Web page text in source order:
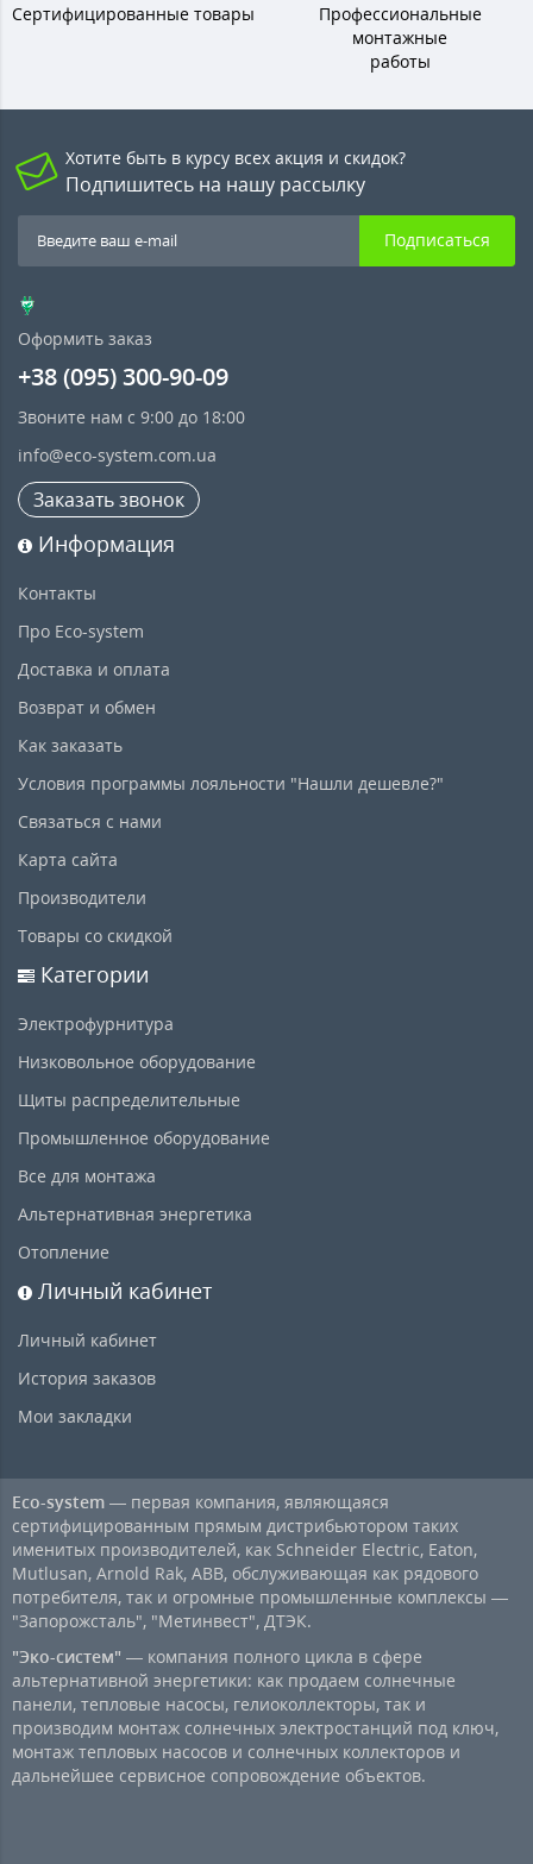
Сертифицированные товары
Профессиональные
монтажные
работы
Хотите быть в курсу всех акция и скидок?
Подпишитесь на нашу рассылку
Подписаться
Оформить заказ
+38 (095) 300-90-09
Звоните нам с 9:00 до 18:00
info@eco-system.com.ua
Заказать звонок
Информация
Контакты
Про Eco-system
Доставка и оплата
Возврат и обмен
Как заказать
Условия программы лояльности "Нашли дешевле?"
Связаться с нами
Карта сайта
Производители
Товары со скидкой
Категории
Электрофурнитура
Низковольное оборудование
Щиты распределительные
Промышленное оборудование
Все для монтажа
Альтернативная энергетика
Отопление
Личный кабинет
Личный кабинет
История заказов
Мои закладки
Eco-system — первая компания, являющаяся
сертифицированным прямым дистрибьютором таких
именитых производителей, как Schneider Electric, Eaton,
Mutlusan, Arnold Rak, ABB, обслуживающая как рядового
потребителя, так и огромные промышленные комплексы —
"Запорожсталь", "Метинвест", ДТЭК.
"Эко-систем" — компания полного цикла в сфере
альтернативной энергетики: как продаем солнечные
панели, тепловые насосы, гелиоколлекторы, так и
производим монтаж солнечных электростанций под ключ,
монтаж тепловых насосов и солнечных коллекторов и
дальнейшее сервисное сопровождение объектов.